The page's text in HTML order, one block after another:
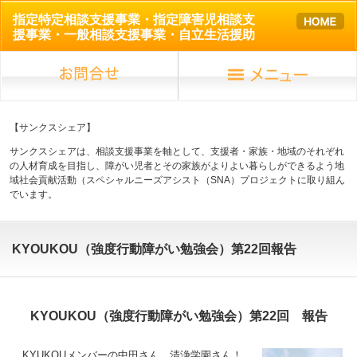
指定特定相談支援事業・指定障害児相談支
援事業・一般相談支援事業・自立生活援助
【サンクスシェア】
サンクスシェアは、相談支援事業を軸として、支援者・家族・地域のそれぞれ
の人材育成を目指し、障がい児者とその家族がよりよい暮らしができるよう地
域社会貢献活動（スペシャルニーズアシスト（SNA）プロジェクトに取り組ん
でいます。
KYOUKOU（強度行動障がい勉強会）第22回報告
KYOUKOU（強度行動障がい勉強会）第22回 報告